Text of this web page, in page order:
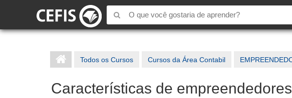
Todos os Cursos Cursos da Área Contabil
Características de